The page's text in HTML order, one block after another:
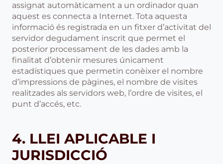
assignat automàticament a un ordinador quan
aquest es connecta a Internet. Tota aquesta
informació és registrada en un fitxer d’activitat del
servidor degudament inscrit que permet el
posterior processament de les dades amb la
finalitat d’obtenir mesures únicament
estadístiques que permetin conèixer el nombre
d’impressions de pàgines, el nombre de visites
realitzades als servidors web, l’ordre de visites, el
punt d’accés, etc.
4. LLEI APLICABLE I
JURISDICCIÓ